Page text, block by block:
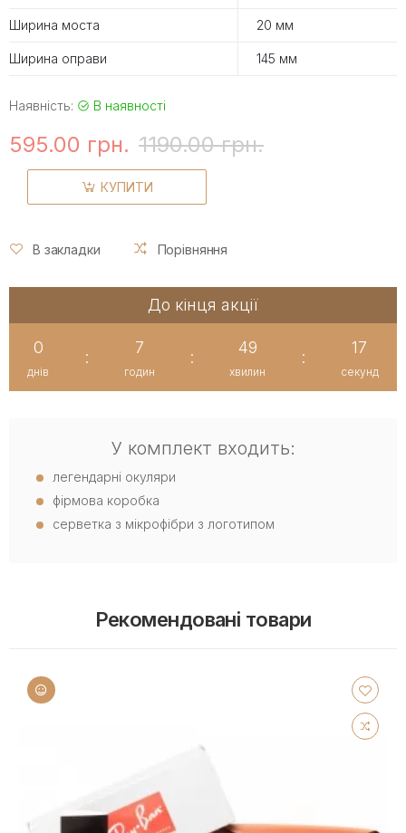
Ширина моста 20 мм
Ширина оправи 145 мм
Наявність: В наявності
595.00 грн. 1190.00 грн.
КУПИТИ
В закладки Порівняння
До кінця акції
0
днів
:
7
годин
:
49
хвилин
:
17
секунд
У комплект входить:
легендарні окуляри
фірмова коробка
серветка з мікрофібри з логотипом
Рекомендовані товари